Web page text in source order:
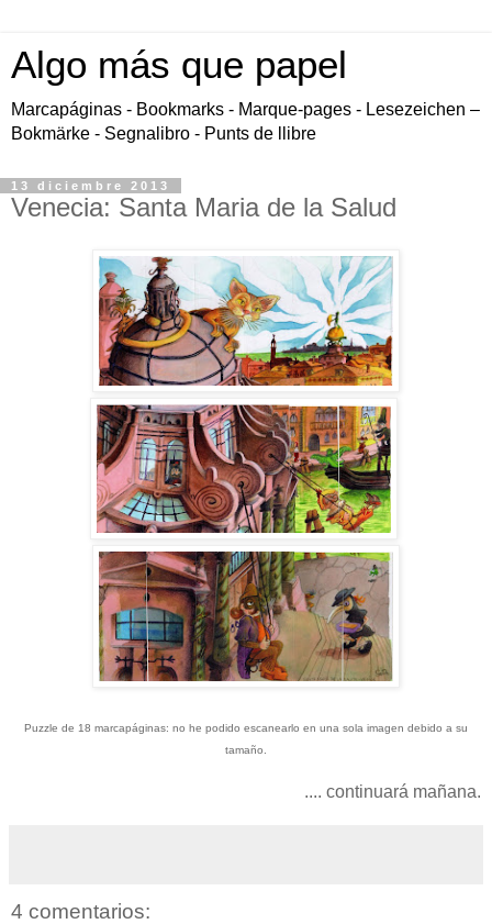
Algo más que papel
Marcapáginas - Bookmarks - Marque-pages - Lesezeichen –
Bokmärke - Segnalibro - Punts de llibre
13 diciembre 2013
Venecia: Santa Maria de la Salud
Puzzle de 18 marcapáginas: no he podido escanearlo en una sola imagen debido a su
tamaño.
.... continuará mañana.
4 comentarios: